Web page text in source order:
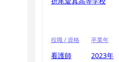
役職 / 資格
看護師
卒業年
2023年